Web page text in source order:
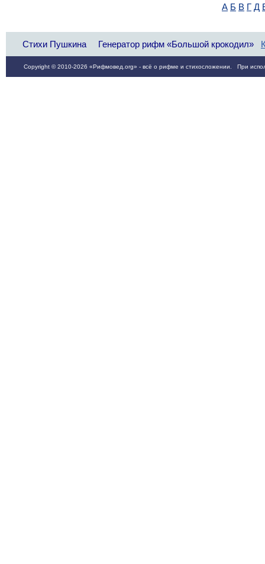
А Б В Г Д
Стихи Пушкина Генератор рифм «Большой крокодил»
Copyright © 2010-2026 «Рифмовед.org» - всё о рифме и стихосложении. При